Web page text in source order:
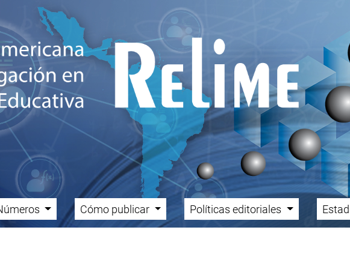
Cómo publicar Políticas editoriales